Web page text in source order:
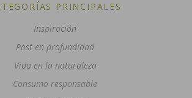
PRINCIPALES
Inspiración
Post en profundidad
Vida en la naturaleza
Consumo responsable